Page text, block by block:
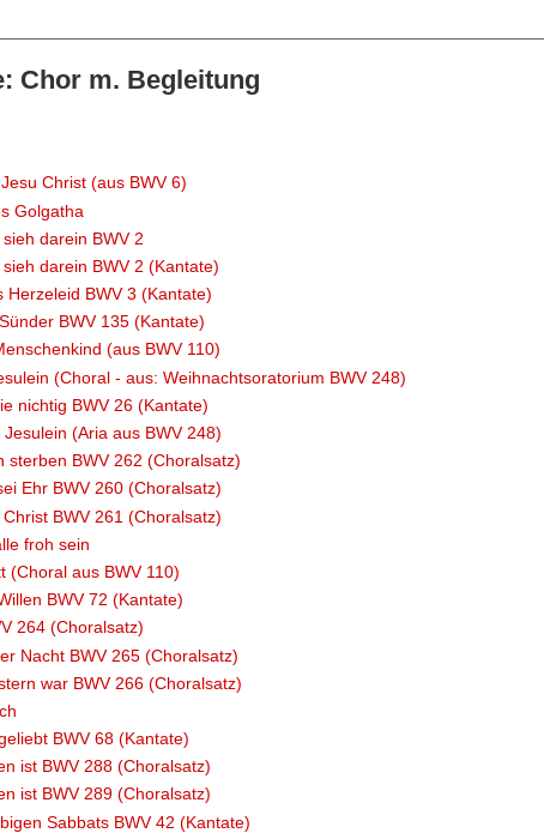
Chor m. Begleitung
Christ (aus BWV 6)
Golgatha
darein BWV 2
darein BWV 2 (Kantate)
Herzeleid BWV 3 (Kantate)
BWV 135 (Kantate)
(aus BWV 110)
(Choral - aus: Weihnachtsoratorium BWV 248)
nichtig BWV 26 (Kantate)
(Aria aus BWV 248)
sterben BWV 262 (Choralsatz)
Ehr BWV 260 (Choralsatz)
BWV 261 (Choralsatz)
froh sein
(Choral aus BWV 110)
BWV 72 (Kantate)
264 (Choralsatz)
Nacht BWV 265 (Choralsatz)
war BWV 266 (Choralsatz)
BWV 68 (Kantate)
ist BWV 288 (Choralsatz)
ist BWV 289 (Choralsatz)
Sabbats BWV 42 (Kantate)